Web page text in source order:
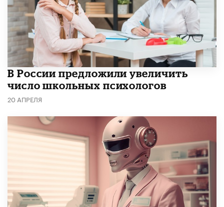
В России предложили увеличить
число школьных психологов
20 АПРЕЛЯ